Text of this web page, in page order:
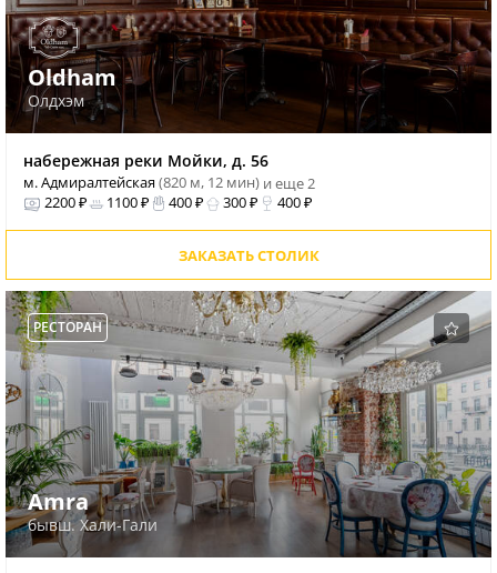
Oldham
Олдхэм
набережная реки Мойки, д. 56
м. Адмиралтейская(820 м, 12 мин) и еще 2
2200 ₽
1100 ₽ 400 ₽ 300 ₽ 400 ₽
ЗАКАЗАТЬ СТОЛИК
РЕСТОРАН
Amra
бывш. Хали-Гали